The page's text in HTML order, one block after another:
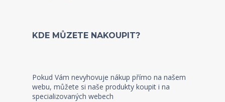
KDE MŮZETE NAKOUPIT?
Pokud Vám nevyhovuje nákup přímo na našem
webu, můžete si naše produkty koupit i na
specializovaných webech